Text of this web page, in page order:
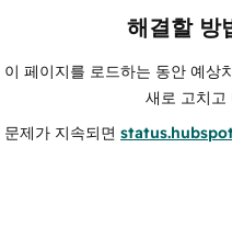
해결할 방
이 페이지를 로드하는 동안 예상
새로 고치고
문제가 지속되면